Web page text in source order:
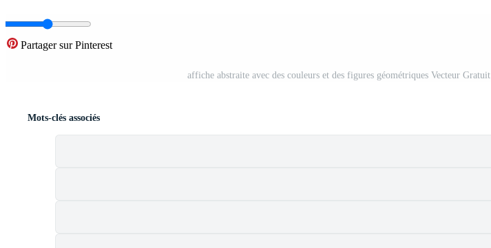
Partager sur Pinterest
affiche abstraite avec des couleurs et des figures géométriques Vecteur Gratuit
Mots-clés associés